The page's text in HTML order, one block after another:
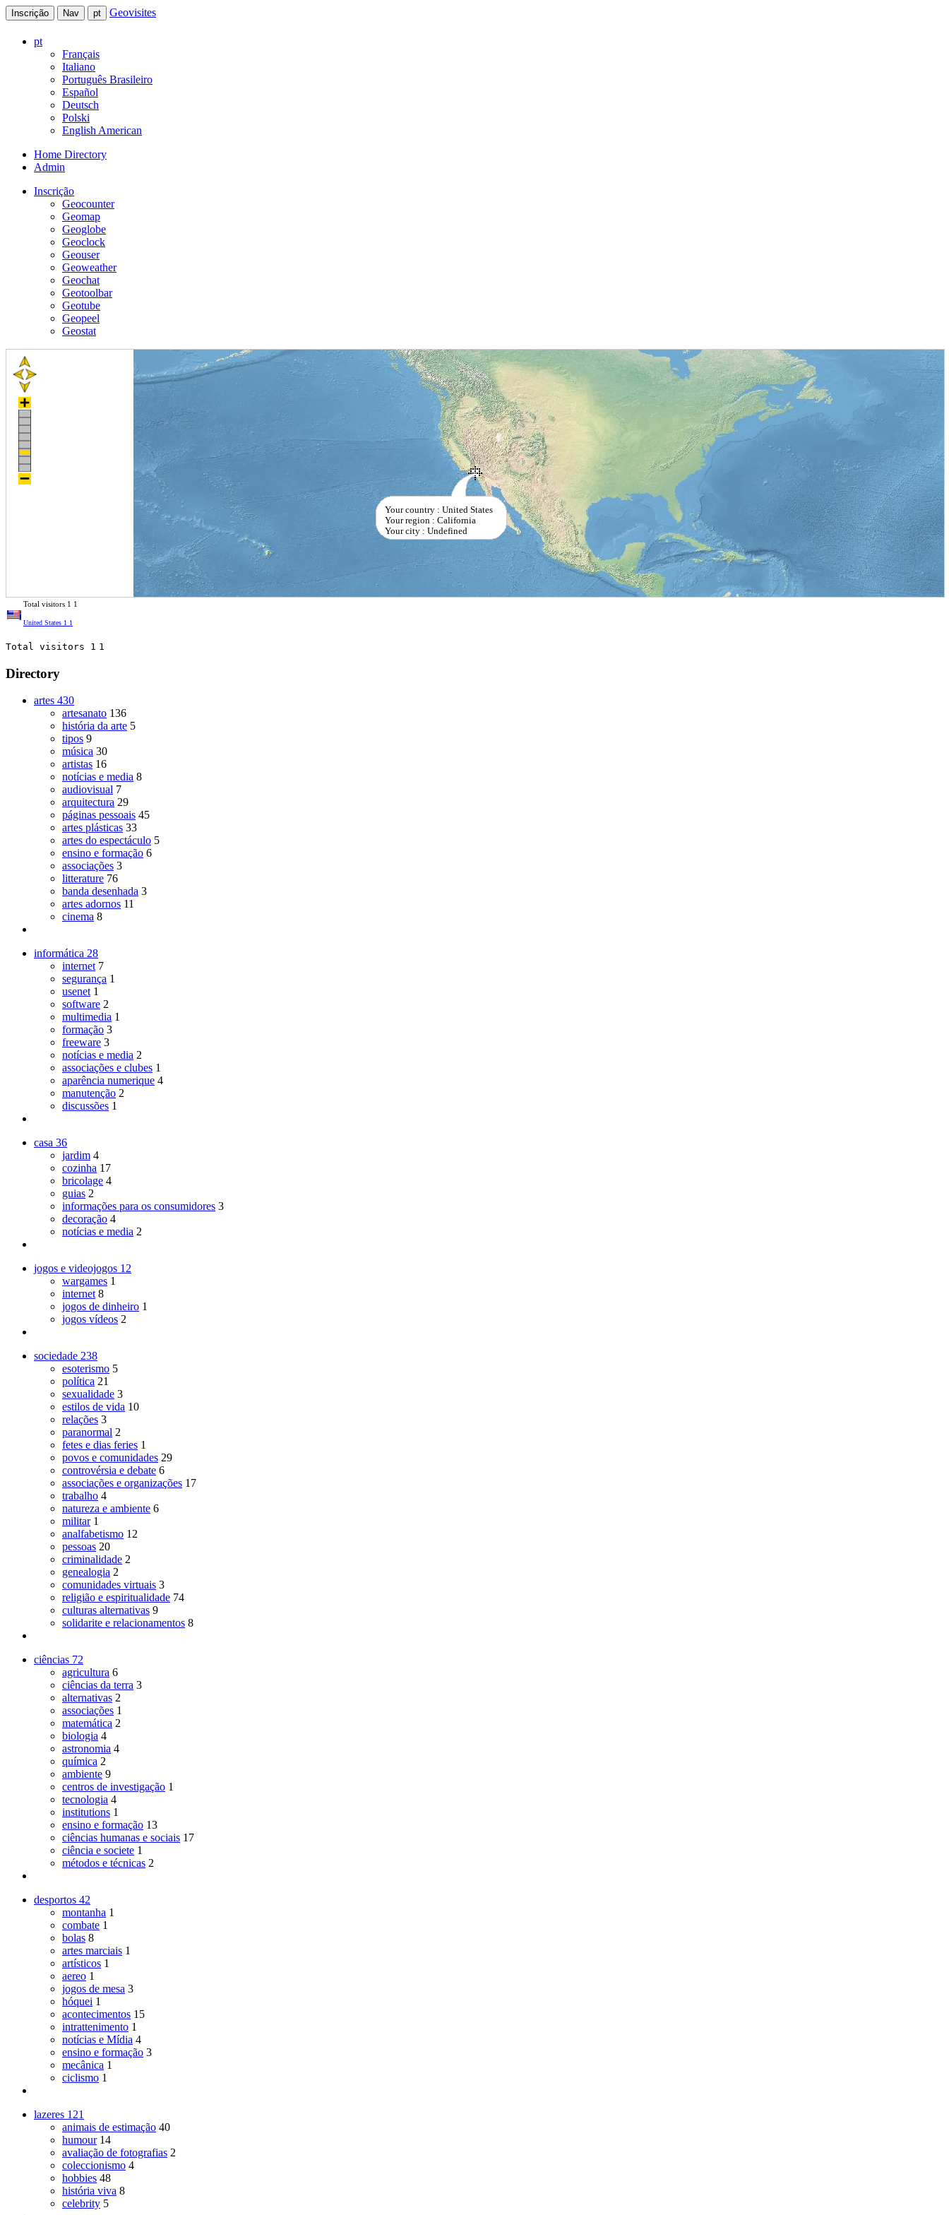
Inscrição Nav pt Geovisites
pt
Français
Italiano
Português Brasileiro
Español
Deutsch
Polski
English American
Home Directory
Admin
Inscrição
Geocounter
Geomap
Geoglobe
Geoclock
Geouser
Geoweather
Geochat
Geotoolbar
Geotube
Geopeel
Geostat
Your country : United States
Your region : California
Your city : Undefined
Total visitors 1 1
United States 1 1
Total visitors 1 1
Directory
artes 430
artesanato 136
história da arte 5
tipos 9
música 30
artistas 16
notícias e media 8
audiovisual 7
arquitectura 29
páginas pessoais 45
artes plásticas 33
artes do espectáculo 5
ensino e formação 6
associações 3
litterature 76
banda desenhada 3
artes adornos 11
cinema 8
informática 28
internet 7
segurança 1
usenet 1
software 2
multimedia 1
formação 3
freeware 3
notícias e media 2
associações e clubes 1
aparência numerique 4
manutenção 2
discussões 1
casa 36
jardim 4
cozinha 17
bricolage 4
guias 2
informações para os consumidores 3
decoração 4
notícias e media 2
jogos e videojogos 12
wargames 1
internet 8
jogos de dinheiro 1
jogos vídeos 2
sociedade 238
esoterismo 5
política 21
sexualidade 3
estilos de vida 10
relações 3
paranormal 2
fetes e dias feries 1
povos e comunidades 29
controvérsia e debate 6
associações e organizações 17
trabalho 4
natureza e ambiente 6
militar 1
analfabetismo 12
pessoas 20
criminalidade 2
genealogia 2
comunidades virtuais 3
religião e espiritualidade 74
culturas alternativas 9
solidarite e relacionamentos 8
ciências 72
agricultura 6
ciências da terra 3
alternativas 2
associações 1
matemática 2
biologia 4
astronomia 4
química 2
ambiente 9
centros de investigação 1
tecnologia 4
institutions 1
ensino e formação 13
ciências humanas e sociais 17
ciência e societe 1
métodos e técnicas 2
desportos 42
montanha 1
combate 1
bolas 8
artes marciais 1
artísticos 1
aereo 1
jogos de mesa 3
hóquei 1
acontecimentos 15
intrattenimento 1
notícias e Mídia 4
ensino e formação 3
mecânica 1
ciclismo 1
lazeres 121
animais de estimação 40
humour 14
avaliação de fotografias 2
coleccionismo 4
hobbies 48
história viva 8
celebrity 5